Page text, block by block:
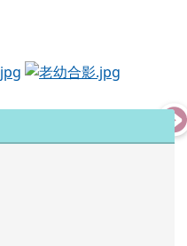
ㄧ
徑ㄐ
ㄧˋ
正大，心胸坦蕩磊落。